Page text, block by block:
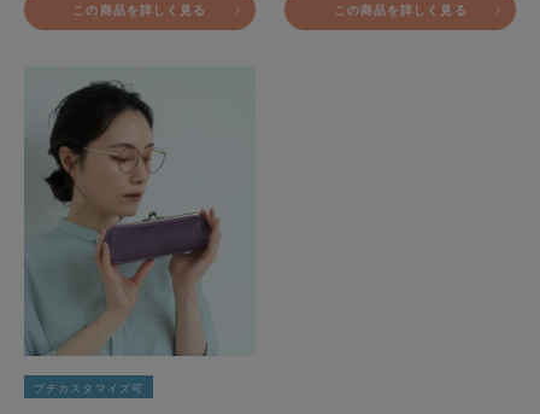
この商品を詳しく見る この商品を詳しく見る
プチカスタマイズ可